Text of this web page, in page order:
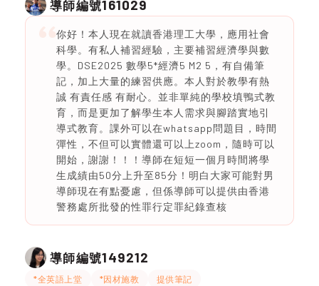
導師編號161029
你好！本人現在就讀香港理工大學，應用社會
科學。有私人補習經驗，主要補習經濟學與數
學。DSE2025 數學5*經濟5 M2 5，有自備筆
記，加上大量的練習供應。本人對於教學有熱
誠 有責任感 有耐心。並非單純的學校填鴨式教
育，而是更加了解學生本人需求與腳踏實地引
導式教育。課外可以在whatsapp問題目，時間
彈性，不但可以實體還可以上zoom，隨時可以
開始，謝謝！！！導師在短短一個月時間將學
生成績由50分上升至85分！明白大家可能對男
導師現在有點憂慮，但係導師可以提供由香港
警務處所批發的性罪行定罪紀錄查核
導師編號149212
*全英語上堂 *因材施教 提供筆記